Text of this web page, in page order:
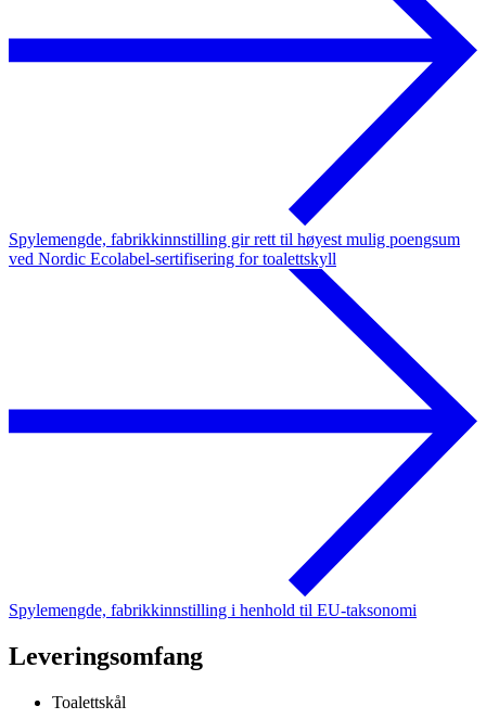
Spylemengde, fabrikkinnstilling gir rett til høyest mulig poengsum
ved Nordic Ecolabel-sertifisering for toalettskyll
Spylemengde, fabrikkinnstilling i henhold til EU-taksonomi
Leveringsomfang
Toalettskål